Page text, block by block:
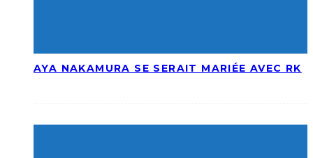
AYA NAKAMURA SE SERAIT MARIÉE AVEC RK